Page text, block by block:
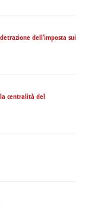
dell’imposta sui
centralità del